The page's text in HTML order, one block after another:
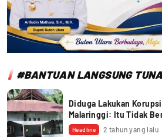
#BANTUAN LANGSUNG
Diduga Lakukan
Malaringgi: Itu Tidak
Headline 2 tahun yang lalu